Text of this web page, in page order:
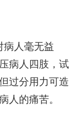
病人毫无益
病人四肢，试
过分用力可造
人的痛苦。